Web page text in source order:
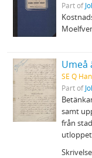
Part of
Umeå
SE Q
Part of
samt
från